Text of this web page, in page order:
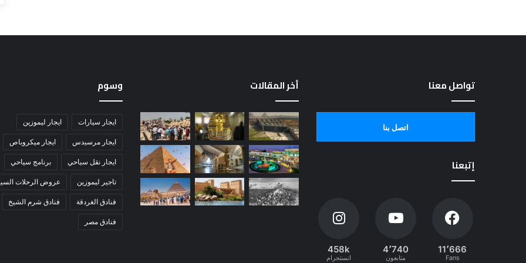
تواصل معنا
اتصل بنا
إتبعنا
11٬666
Fans
4٬740
متابعون
458k
انستجرام
أخر المقالات وسوم
ايجار سيارات ايجار ليموزين
ايجار مرسيدس ايجار ميكروباص
ايجار نقل سياحي برنامج سياحي
تاجير ليموزين عروض الرحلات
فنادق الغردقة فنادق شرم الشيخ
فنادق مصر